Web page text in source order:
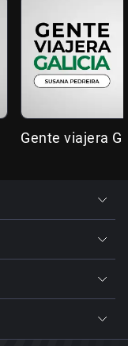
Gente viajera